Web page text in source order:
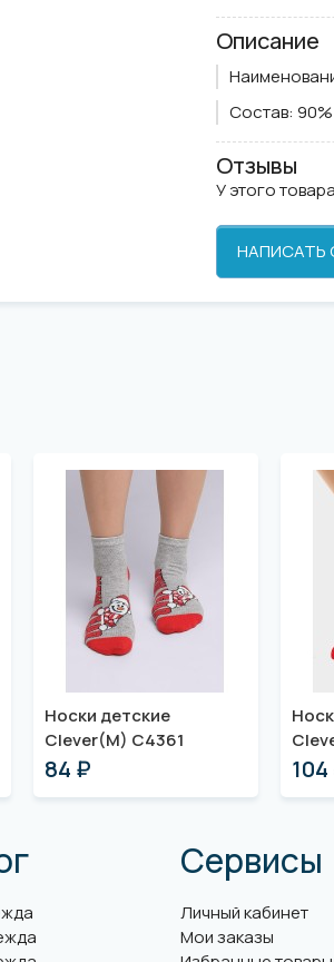
Описание
Состав:
Отзывы
У этого
НАПИСАТЬ
Носки детские
Clever(M) С4361
84 ₽
Сервисы
Личный кабинет
Мои заказы